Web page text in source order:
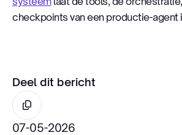
checkpoints van een productie-agent
Deel dit bericht
07-05-2026